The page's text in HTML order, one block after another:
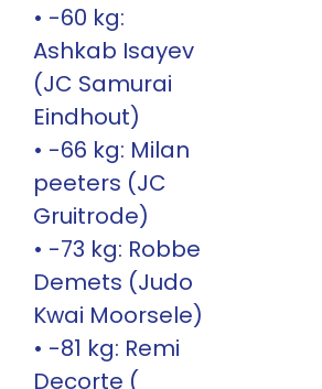
• -60 kg:
Ashkab Isayev
(JC Samurai
Eindhout)
• -66 kg: Milan
peeters (JC
Gruitrode)
• -73 kg: Robbe
Demets (Judo
Kwai Moorsele)
• -81 kg: Remi
Decorte (